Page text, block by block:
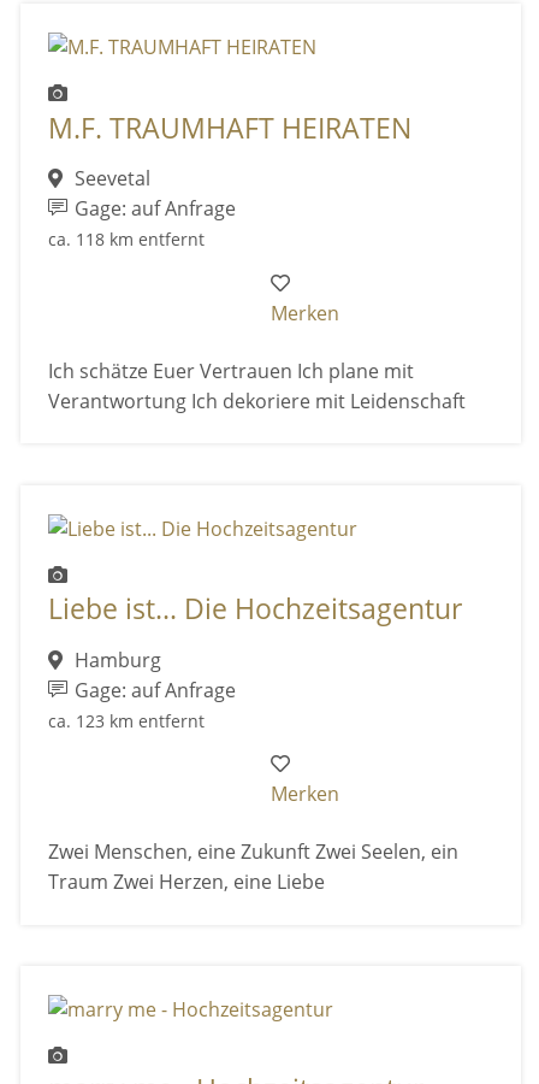
M.F. TRAUMHAFT HEIRATEN
Seevetal
Gage: auf Anfrage
ca. 118 km entfernt
Merken
Ich schätze Euer Vertrauen Ich plane mit
Verantwortung Ich dekoriere mit Leidenschaft
Liebe ist... Die Hochzeitsagentur
Hamburg
Gage: auf Anfrage
ca. 123 km entfernt
Merken
Zwei Menschen, eine Zukunft Zwei Seelen, ein
Traum Zwei Herzen, eine Liebe